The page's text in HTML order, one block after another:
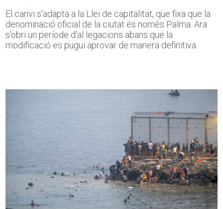
El canvi s'adapta a la Llei de capitalitat, que fixa que la
denominació oficial de la ciutat és només Palma. Ara
s'obri un període d'al·legacions abans que la
modificació es pugui aprovar de manera definitiva.